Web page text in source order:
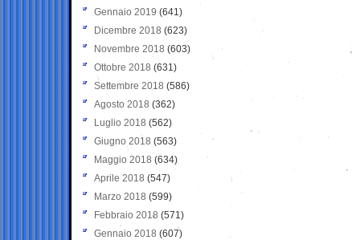
Gennaio 2019 (641)
Dicembre 2018 (623)
Novembre 2018 (603)
Ottobre 2018 (631)
Settembre 2018 (586)
Agosto 2018 (362)
Luglio 2018 (562)
Giugno 2018 (563)
Maggio 2018 (634)
Aprile 2018 (547)
Marzo 2018 (599)
Febbraio 2018 (571)
Gennaio 2018 (607)